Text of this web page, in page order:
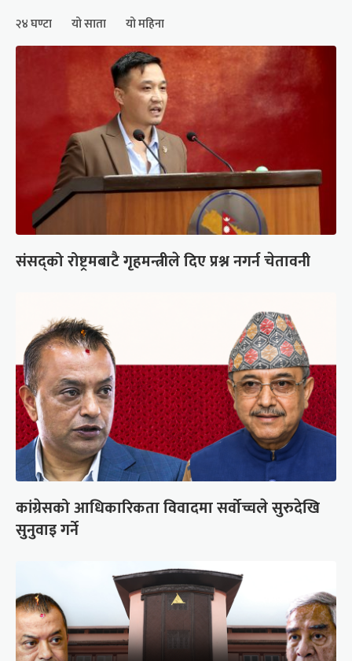
२४ घण्टा यो साता यो महिना
संसद्को रोष्ट्रमबाटै गृहमन्त्रीले दिए प्रश्न नगर्न चेतावनी
कांग्रेसको आधिकारिकता विवादमा सर्वोच्चले सुरुदेखि
सुनुवाइ गर्ने